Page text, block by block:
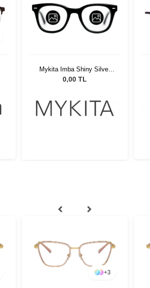
Mykita Imba Shiny Silver
051
0,00 TL
+3